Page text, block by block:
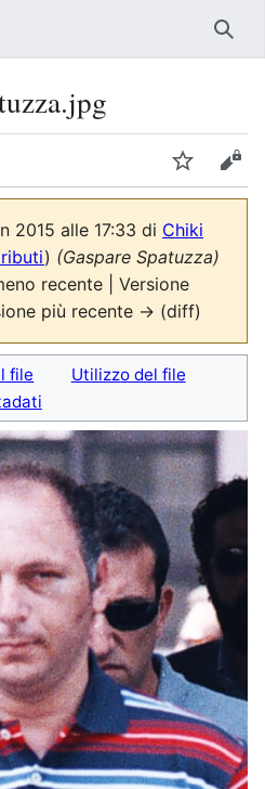
Segui
2015 alle 17:33 di Chiki
) (Gaspare Spatuzza)
recente | Versione
più recente → (diff)
file
Utilizzo del file